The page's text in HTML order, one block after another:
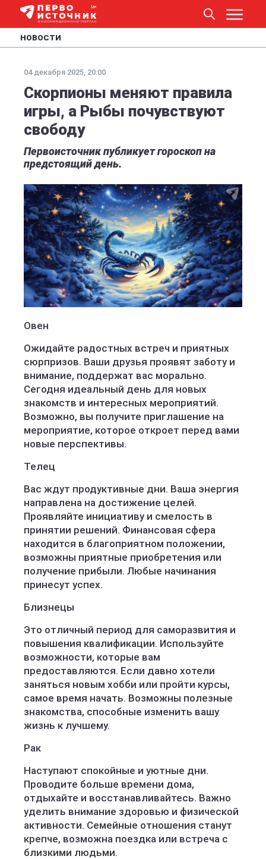
НОВОСТИ
04 декабря 2025, 20:00
Скорпионы меняют правила
игры, а Рыбы почувствуют
свободу
Первоисточник публикует гороскоп на
предстоящий день.
Овен
Ожидайте радостных встреч и приятных
сюрпризов. Ваши друзья проявят заботу и
внимание, поддержат вас морально.
Сегодня идеальный день для новых
знакомств и интересных мероприятий.
Возможно, вы получите приглашение на
мероприятие, которое откроет перед вами
новые перспективы.
Телец
Вас ждут продуктивные дни. Ваша энергия
направлена на достижение целей.
Проявляйте инициативу и смелость в
принятии решений. Финансовая сфера
находится в благоприятном положении,
возможны приятные приобретения или
получение прибыли. Любые начинания
принесут успех.
Близнецы
Это отличный период для саморазвития и
повышения квалификации. Используйте
возможности, которые вам
предоставляются. Если давно хотели
заняться новым хобби или пройти курсы,
самое время начать. Возможны полезные
знакомства, способные изменить вашу
жизнь к лучшему.
Рак
Наступают спокойные и уютные дни.
Проводите больше времени дома,
отдыхайте и восстанавливайтесь. Важно
уделить внимание здоровью и физической
активности. Семейные отношения станут
крепче, возможна поездка или встреча с
близкими людьми.